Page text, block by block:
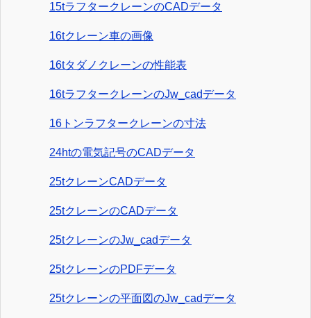
15tラフタークレーンのCADデータ
16tクレーン車の画像
16tタダノクレーンの性能表
16tラフタークレーンのJw_cadデータ
16トンラフタークレーンの寸法
24htの電気記号のCADデータ
25tクレーンCADデータ
25tクレーンのCADデータ
25tクレーンのJw_cadデータ
25tクレーンのPDFデータ
25tクレーンの平面図のJw_cadデータ